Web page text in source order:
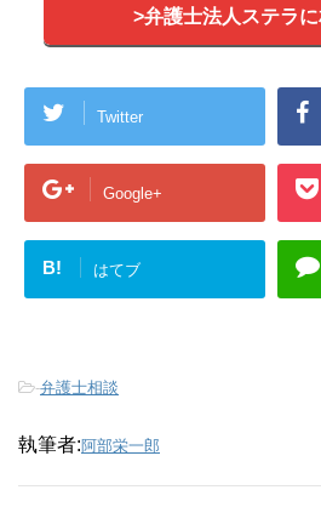
>弁護士法人ステラ
Twitter
Google+
B! はてブ
-弁護士相談
執筆者:阿部栄一郎